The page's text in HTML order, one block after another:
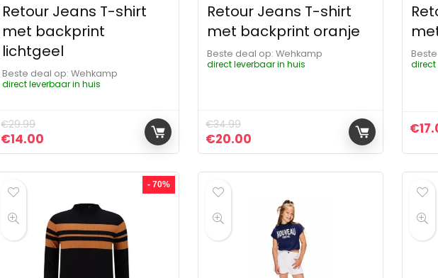
Retour Jeans T-shirt
met backprint
lichtgeel
Beste deal op:
Wehkamp
direct leverbaar in huis
€29.99
Oorspronkelijke prijs was: €29.99.
€14.00 Huidige prijs is: €14.00.
Retour Jeans T-shirt
met backprint oranje
Beste deal op:
Wehkamp
direct leverbaar in huis
€34.99
Oorspronkelijke prijs was: €34.99.
€20.00Huidige prijs is: €20.00.
direct
€
- 70%